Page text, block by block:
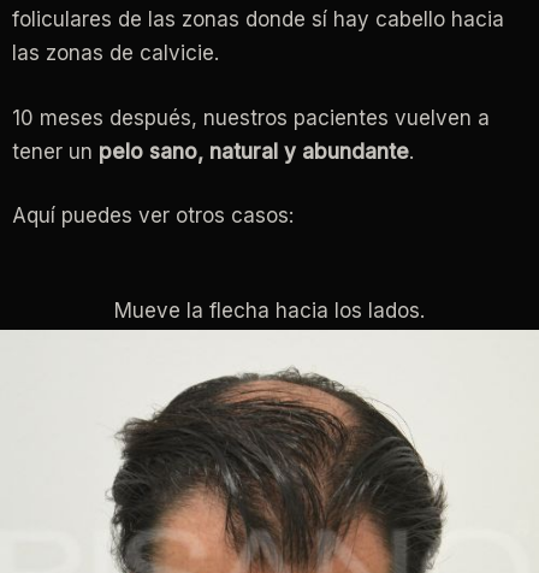
foliculares de las zonas donde sí hay cabello hacia
las zonas de calvicie.
10 meses después, nuestros pacientes vuelven a
tener un pelo sano, natural y abundante.
Aquí puedes ver otros casos:
Mueve la flecha hacia los lados.